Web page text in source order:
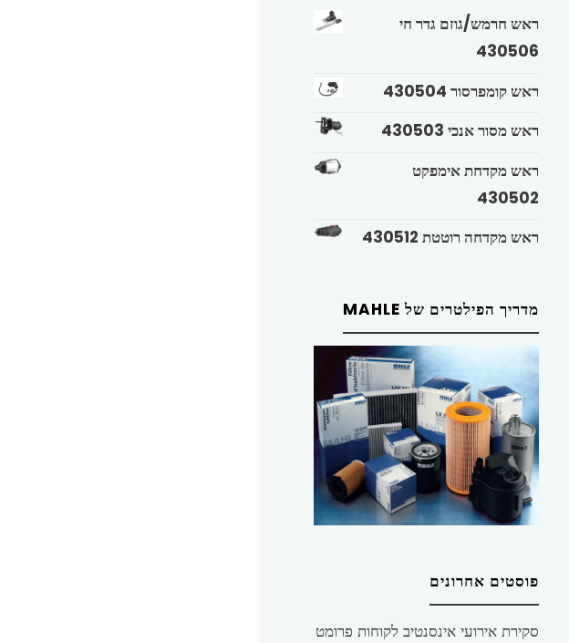
ראש חרמש/גוזם גדר חי
430506
ראש קומפרסור 430504
ראש מסור אנכי 430503
ראש מקדחת אימפקט
430502
ראש מקדחה רוטטת 430512
מדריך הפילטרים של MAHLE
פוסטים אחרונים
סקירת אירועי אינסנטיב לקוחות פרומט